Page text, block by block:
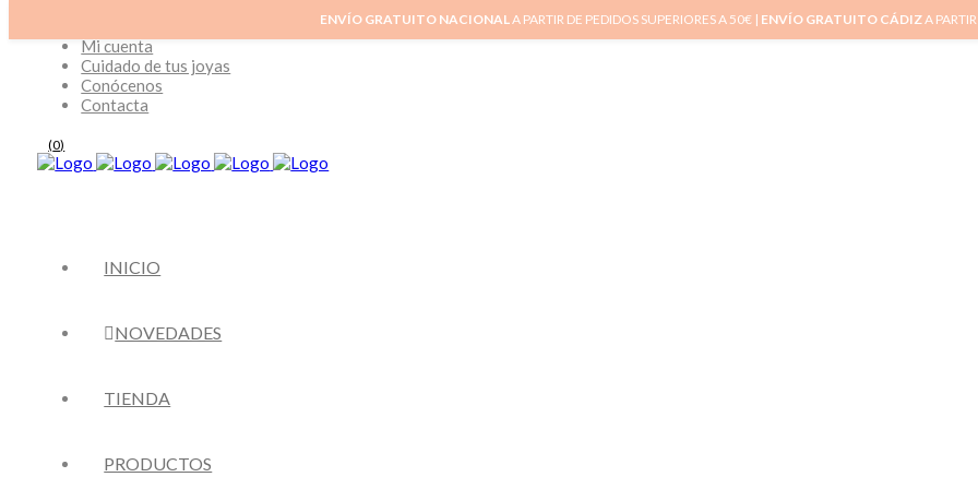
Mi cuenta
Cuidado de tus joyas
Conócenos
Contacta
(0)
INICIO
NOVEDADES
TIENDA
PRODUCTOS
ENVÍO GRATUITO NACIONALA PARTIR DE PEDIDOS SUPERIORES A 50€ | ENVÍO GRATUITO CÁDIZA